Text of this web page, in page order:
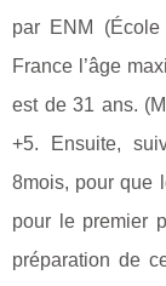
par ENM
France l’âge
est de 31 ans.
+5. Ensuite,
8mois, pour que
pour le premier
préparation de